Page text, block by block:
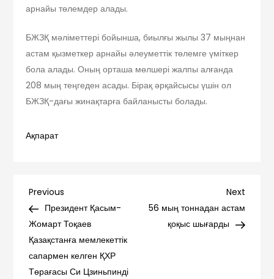
арнайы төлемдер алады.
БЖЗҚ мәліметтері бойынша, биылғы жылы 37 мыңнан
астам қызметкер арнайы әлеуметтік төлемге үміткер
бола алады. Оның орташа мөлшері жалпы алғанда
208 мың теңгеден асады. Бірақ әрқайсысы үшін ол
БЖЗҚ-дағы жинақтарға байланысты болады.
Ақпарат
Навигация
по
записям
Previous
Post
Previous
Президент Қасым-
Жомарт Тоқаев
Қазақстанға мемлекеттік
сапармен келген ҚХР
Төрағасы Си Цзиньпинді
Next
Post
Next
56 мың тоннадан астам
қоқыс шығарды